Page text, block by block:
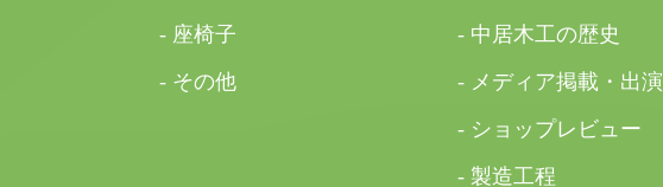
- 座椅子
- その他
- 中居木工の歴史
- メディア掲載・出演
- ショップレビュー
- 製造工程